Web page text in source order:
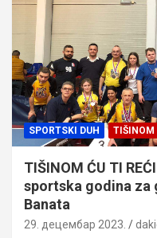
SPORTSKI DUH TIŠINOM
TIŠINOM ĆU TI
sportska godina za
Banata
29. децембар 2023.